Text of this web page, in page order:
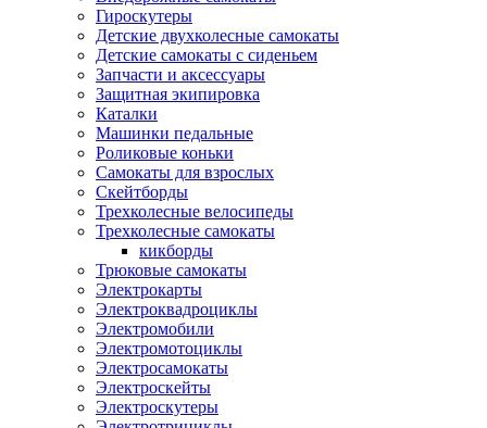
Гироскутеры
Детские двухколесные самокаты
Детские самокаты с сиденьем
Запчасти и аксессуары
Защитная экипировка
Каталки
Машинки педальные
Роликовые коньки
Самокаты для взрослых
Скейтборды
Трехколесные велосипеды
Трехколесные самокаты
кикборды
Трюковые самокаты
Электрокарты
Электроквадроциклы
Электромобили
Электромотоциклы
Электросамокаты
Электроскейты
Электроскутеры